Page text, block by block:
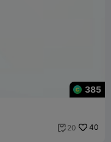
385
 20 40